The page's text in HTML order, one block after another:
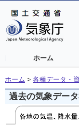
ホーム
ホーム > 各種データ・
過去の気象デー